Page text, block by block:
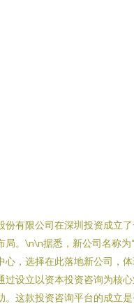
份有限公司在深圳投资成立
局。\n\n据悉，新公司名称
心，选择在此落地新公司，
过设立以资本投资咨询为核
。这款投资咨询平台的成立